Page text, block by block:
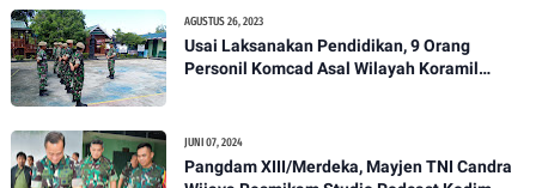
AGUSTUS 26, 2023
Usai Laksanakan Pendidikan, 9 Orang
Personil Komcad Asal Wilayah Koramil
JUNI 07, 2024
Pangdam XIII/Merdeka, Mayjen TNI Candra